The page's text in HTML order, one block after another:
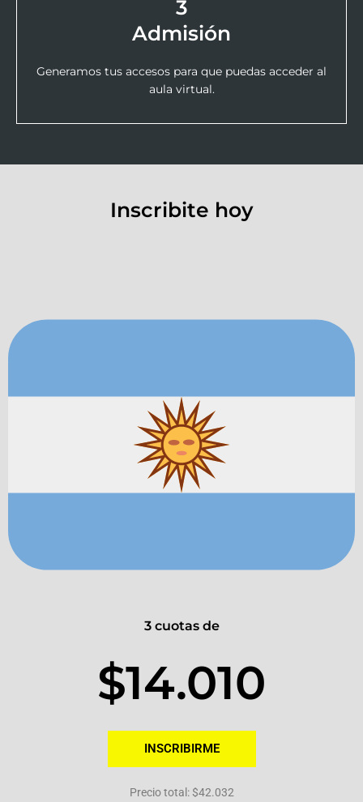
3
Admisión
Generamos tus accesos para que puedas acceder al
aula virtual.
Inscribite hoy
3 cuotas de
$14.010
INSCRIBIRME
Precio total: $42.032